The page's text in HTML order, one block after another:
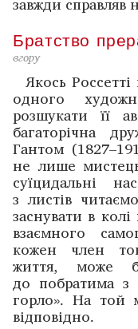
Братство
вгору
Якось
одного
розшукати її
багаторічна
Гантом
не лише
суїцидальні
з листів
заснувати в
взаєм­ного
кожен член
життя, може
до побратима з
горло». На той
відповідно.